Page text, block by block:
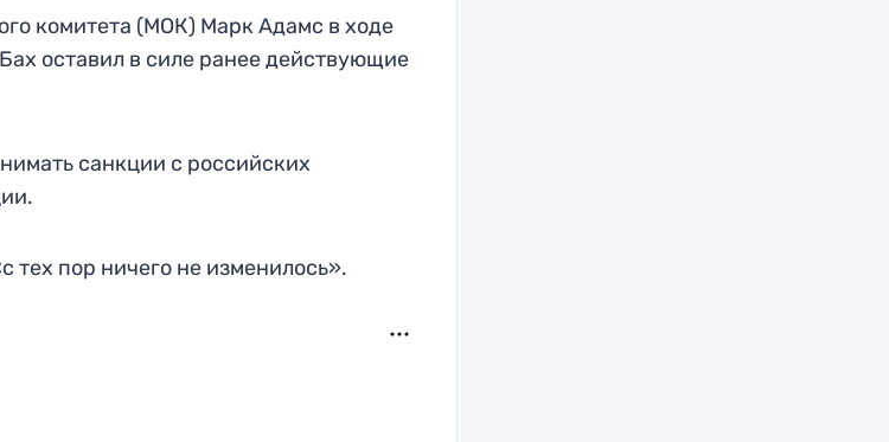
комитета (МОК) Марк Адамс в ходе
оставил в силе ранее действующие
санкции с российских
тех пор ничего не изменилось».